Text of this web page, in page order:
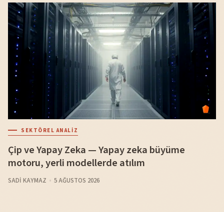
SEKTÖREL ANALIZ
Çip ve Yapay Zeka — Yapay zeka büyüme
motoru, yerli modellerde atılım
SADI KAYMAZ 5 AĞUSTOS 2026